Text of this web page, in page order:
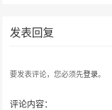
发表回复
要发表评论，您必须先登录。
评论内容：